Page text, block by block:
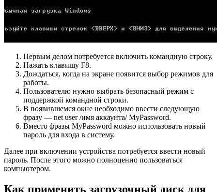
Первым делом потребуется включить командную строку.
Нажать клавишу F8.
Дождаться, когда на экране появится выбор режимов для
работы.
Пользователю нужно выбрать безопасный режим с
поддержкой командной строки.
В появившемся окне необходимо ввести следующую
фразу — net user /имя аккаунта/ MyPassword.
Вместо фразы MyPassword можно использовать новый
пароль для входа в систему.
Далее при включении устройства потребуется ввести новый
пароль. После этого можно полноценно пользоваться
компьютером.
Как применить загрузочный диск для